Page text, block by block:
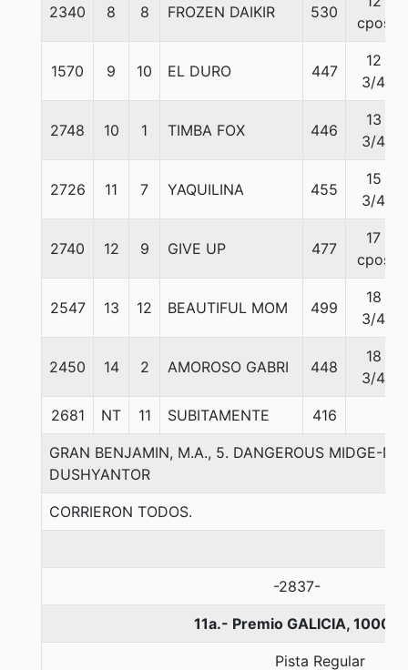
2340 8 8 FROZEN DAIKIR 530
cpos
1570 9 10 EL DURO 447
12
3/4
2748 10 1 TIMBA FOX 446
13
3/4
2726 11 7 YAQUILINA 455
15
3/4
2740 12 9 GIVE UP 477
17
cpos
2547 13 12 BEAUTIFUL MOM 499
18
3/4
2450 14 2 AMOROSO GABRI 448
18
3/4
2681 NT 11 SUBITAMENTE 416
GRAN BENJAMIN, M.A., 5. DANGEROUS MIDGE-
DUSHYANTOR
CORRIERON TODOS.
-2837-
11a.- Premio GALICIA, 1000
Pista Regular